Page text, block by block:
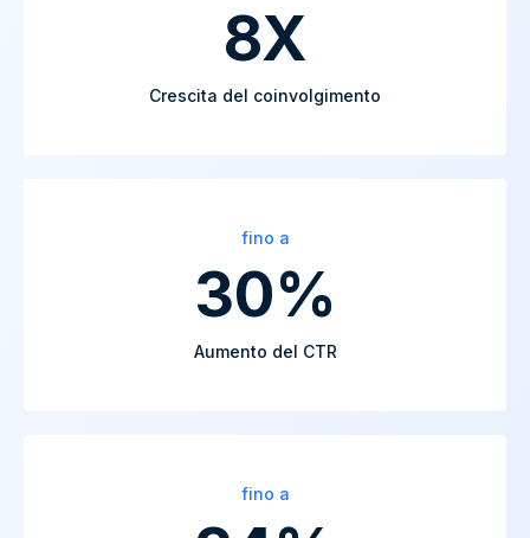
8X
Crescita del coinvolgimento
fino a
30%
Aumento del CTR
fino a